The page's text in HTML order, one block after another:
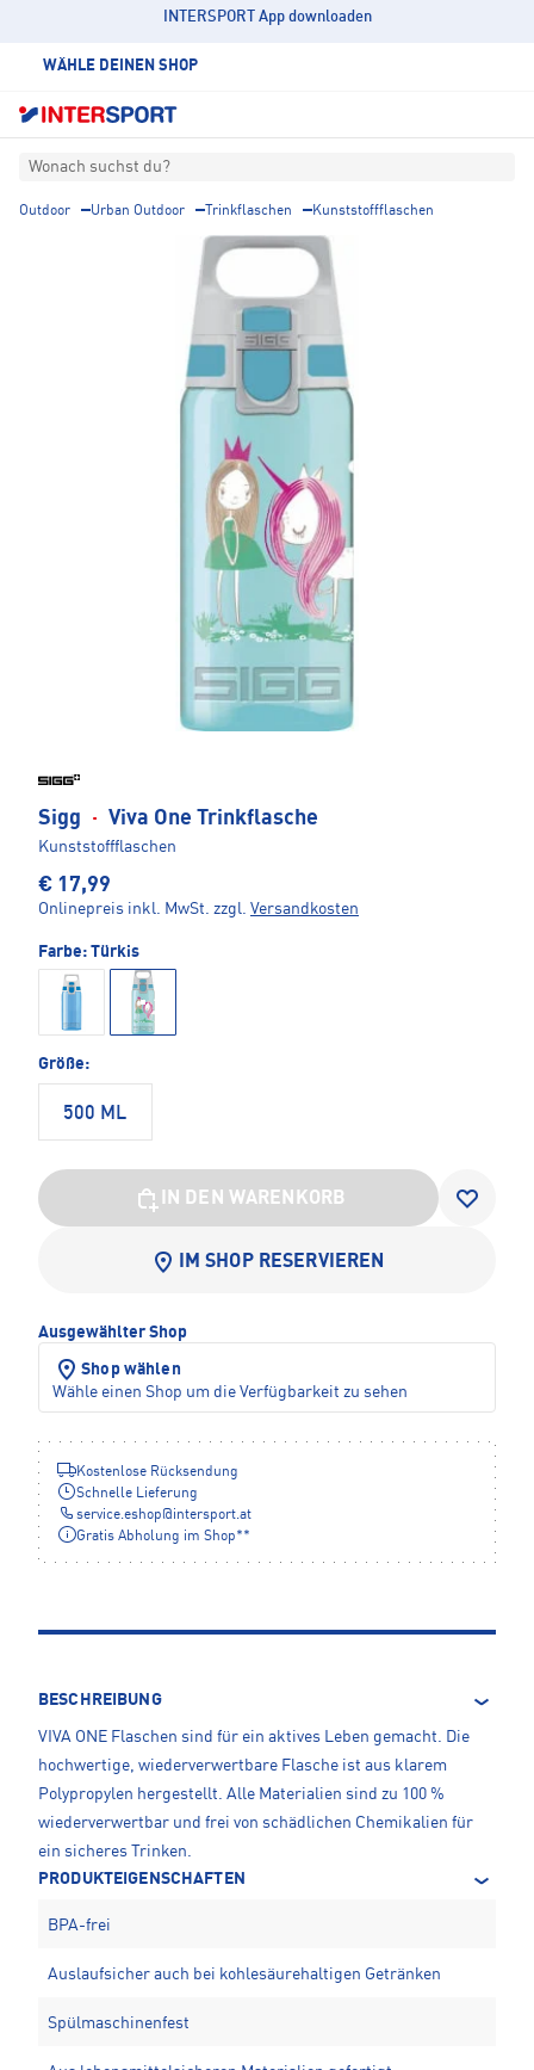
INTERSPORT App downloaden
WÄHLE DEINEN SHOP
Wonach suchst du?
Outdoor Urban Outdoor Trinkflaschen Kunststoffflaschen
Sigg · Viva One Trinkflasche
Kunststoffflaschen
€ 17,99
Onlinepreis inkl. MwSt. zzgl. Versandkosten
Farbe: Türkis
Größe:
500 ML
IN DEN WARENKORB
IM SHOP RESERVIEREN
Ausgewählter Shop
Shop wählen
Wähle einen Shop um die Verfügbarkeit zu sehen
Kostenlose Rücksendung
Schnelle Lieferung
service.eshop@intersport.at
Gratis Abholung im Shop**
BESCHREIBUNG
VIVA ONE Flaschen sind für ein aktives Leben gemacht. Die
hochwertige, wiederverwertbare Flasche ist aus klarem
Polypropylen hergestellt. Alle Materialien sind zu 100 %
wiederverwertbar und frei von schädlichen Chemikalien für
ein sicheres Trinken.
PRODUKTEIGENSCHAFTEN
BPA-frei
Auslaufsicher auch bei kohlesäurehaltigen Getränken
Spülmaschinenfest